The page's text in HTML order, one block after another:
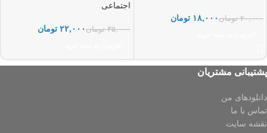
۲۰,۰۰۰ تومان ۱۸,۰۰۰ تومان
اجتماعی
۳۵,۰۰۰ تومان ۲۲,۰۰۰ تومان
پشتیبانی مشتریان
دانلودهای من
تماس با ما
نقشه سایت